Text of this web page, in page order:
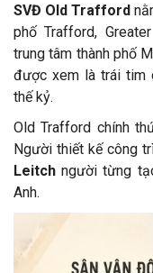
SVĐ Old Trafford
phố Trafford,
trung tâm thành phố
được xem là trái tim
thế kỷ.
Old Trafford chính
Người thiết kế công
Leitch người từng
Anh.